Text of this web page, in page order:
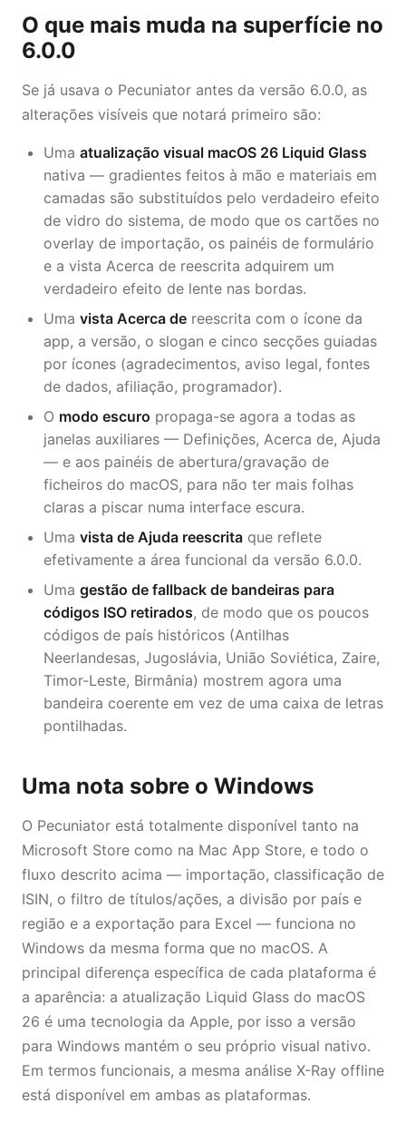
O que mais muda na superfície no
6.0.0
Se já usava o Pecuniator antes da versão 6.0.0, as
alterações visíveis que notará primeiro são:
Uma atualização visual macOS 26 Liquid Glass
nativa — gradientes feitos à mão e materiais em
camadas são substituídos pelo verdadeiro efeito
de vidro do sistema, de modo que os cartões no
overlay de importação, os painéis de formulário
e a vista Acerca de reescrita adquirem um
verdadeiro efeito de lente nas bordas.
Uma vista Acerca de reescrita com o ícone da
app, a versão, o slogan e cinco secções guiadas
por ícones (agradecimentos, aviso legal, fontes
de dados, afiliação, programador).
O modo escuro propaga-se agora a todas as
janelas auxiliares — Definições, Acerca de, Ajuda
— e aos painéis de abertura/gravação de
ficheiros do macOS, para não ter mais folhas
claras a piscar numa interface escura.
Uma vista de Ajuda reescrita que reflete
efetivamente a área funcional da versão 6.0.0.
Uma gestão de fallback de bandeiras para
códigos ISO retirados, de modo que os poucos
códigos de país históricos (Antilhas
Neerlandesas, Jugoslávia, União Soviética, Zaire,
Timor-Leste, Birmânia) mostrem agora uma
bandeira coerente em vez de uma caixa de letras
pontilhadas.
Uma nota sobre o Windows
O Pecuniator está totalmente disponível tanto na
Microsoft Store como na Mac App Store, e todo o
fluxo descrito acima — importação, classificação de
ISIN, o filtro de títulos/ações, a divisão por país e
região e a exportação para Excel — funciona no
Windows da mesma forma que no macOS. A
principal diferença específica de cada plataforma é
a aparência: a atualização Liquid Glass do macOS
26 é uma tecnologia da Apple, por isso a versão
para Windows mantém o seu próprio visual nativo.
Em termos funcionais, a mesma análise X-Ray offline
está disponível em ambas as plataformas.